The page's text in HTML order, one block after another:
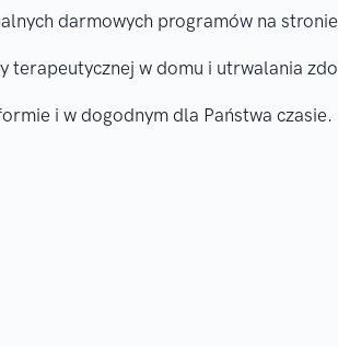
darmowych programów na
terapeutycznej w domu i utrwalania
i w dogodnym dla Państwa czasie.